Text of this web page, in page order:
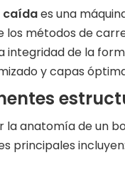
caídaes una
los métodos de
integridad de la
y capas
la anatomía de un
principales incluyen: